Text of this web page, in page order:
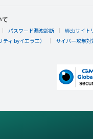
て
パスワード漏洩診断 Webサイト
ィ byイエラエ） サイバー攻撃